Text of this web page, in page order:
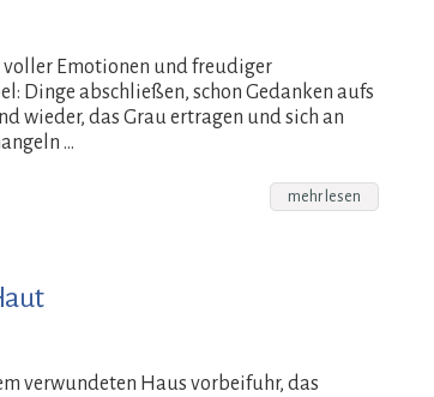
voller Emotionen und freudiger
Dinge abschließen, schon Gedanken aufs
wieder, das Grau ertragen und sich an
…
mehr lesen
verwundeten Haus vorbeifuhr, das